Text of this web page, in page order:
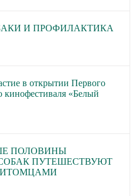
И ПРОФИЛАКТИКА
в открытии Первого
«Белый
ПОЛОВИНЫ
ПУТЕШЕСТВУЮТ